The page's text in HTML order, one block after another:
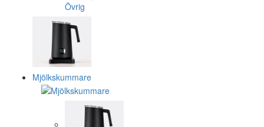
Övrig
Mjölkskummare